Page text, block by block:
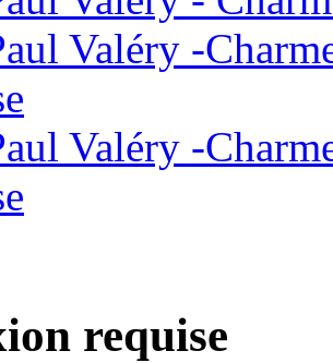
Valéry -
Valéry -
requise